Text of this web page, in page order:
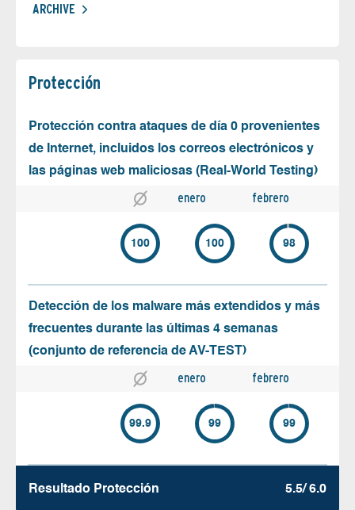
ARCHIVE
Protección
Protección contra ataques de día 0 provenientes
de Internet, incluidos los correos electrónicos y
las páginas web maliciosas (Real-World Testing)
enero febrero
100 100 98
Detección de los malware más extendidos y más
frecuentes durante las últimas 4 semanas
(conjunto de referencia de AV-TEST)
enero febrero
99.9 99 99
Resultado Protección 5.5/ 6.0